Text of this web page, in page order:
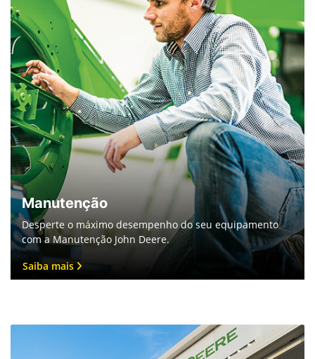
Manutenção
Desperte o máximo desempenho do seu equipamento
com a Manutenção John Deere.
Saiba mais